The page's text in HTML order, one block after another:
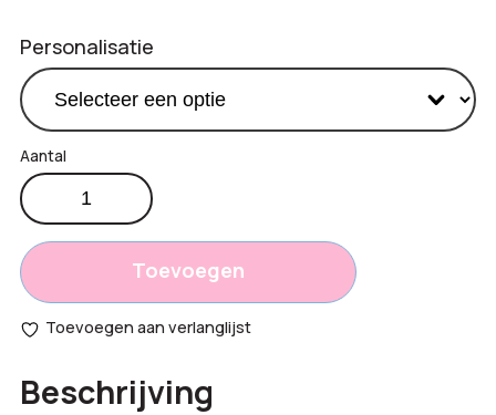
Personalisatie
Totaal
opties:
Bestelling
Slim
creditcard
USB
aantal
Toevoegen
Toevoegen aan verlanglijst
Beschrijving